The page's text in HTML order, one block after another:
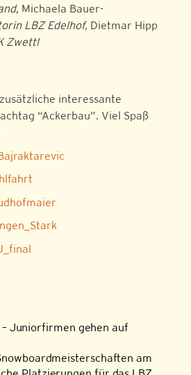
, Michaela Bauer-
LBZ Edelhof, Dietmar Hipp
Zwettl
interessante
“Ackerbau”. Viel Spaß
Juniorfirmen gehen auf
am